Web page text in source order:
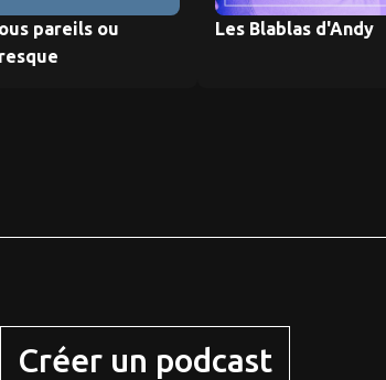
pareils ou
Les Blablas d'Andy
Créer un podcast